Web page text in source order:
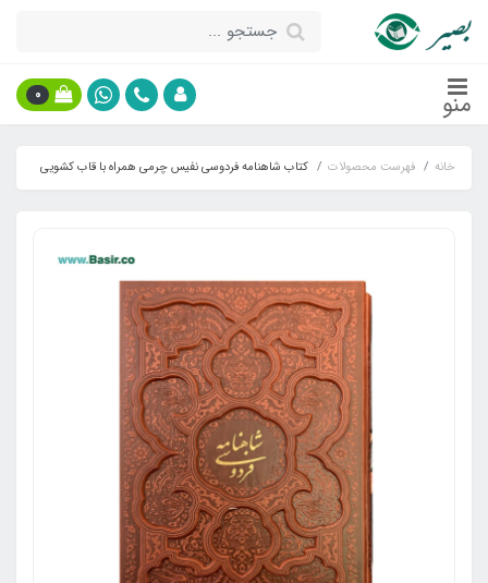
منو 0
خانه فهرست محصولات کتاب شاهنامه فردوسی نفیس چرمی همراه با قاب کشویی